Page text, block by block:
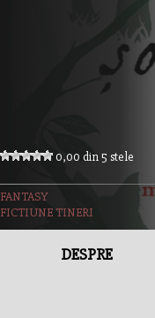
0,00 din 5 stele
FANTASY
FICTIUNE TINERI
DESPRE